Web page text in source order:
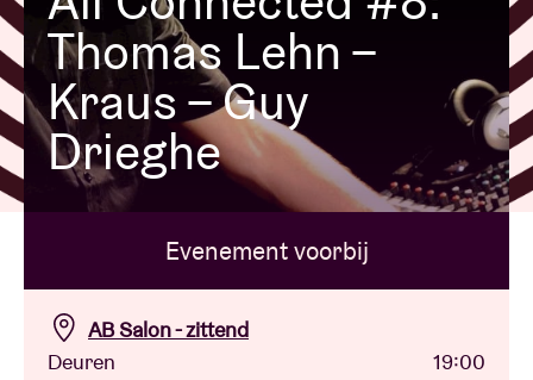
Bezoekersinfo
AB ❤ you
BRDCST
Thomas Lehn –
Kraus – Guy
Drieghe
Evenement voorbij
AB Salon - zittend
Deuren
19:00